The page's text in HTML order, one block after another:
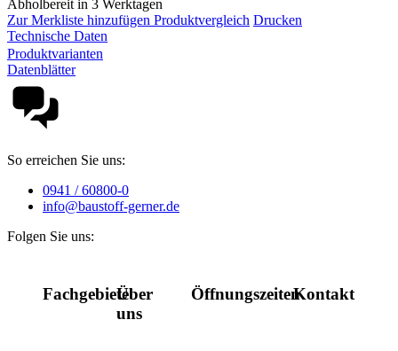
Abholbereit in 3 Werktagen
Zur Merkliste hinzufügen Produktvergleich Drucken
Technische Daten
Produktvarianten
Datenblätter
So erreichen Sie uns:
0941 / 60800-0
info@baustoff-gerner.de
Folgen Sie uns:
FachgebieteÜber
uns
ÖffnungszeitenKontakt